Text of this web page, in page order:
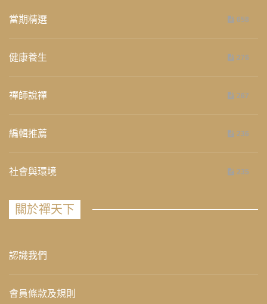
當期精選 658
健康養生 276
禪師說禪 267
編輯推薦 236
社會與環境 235
關於禪天下
認識我們
會員條款及規則